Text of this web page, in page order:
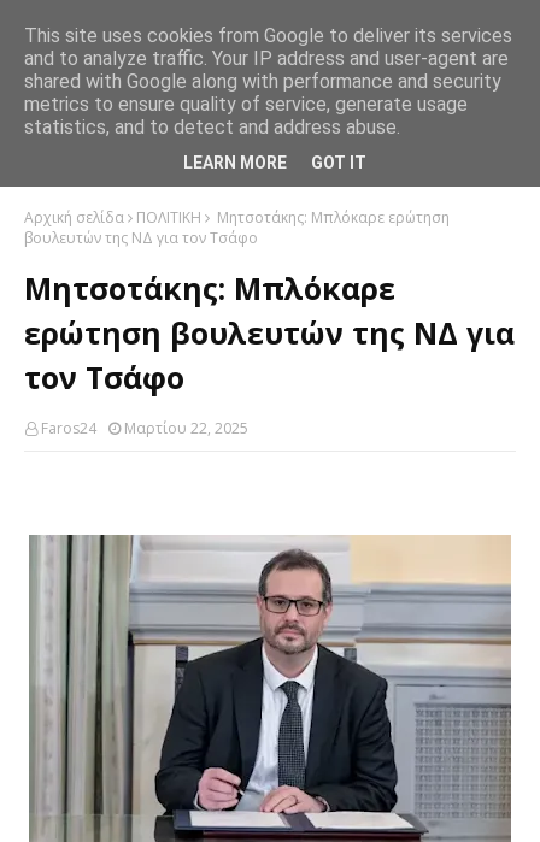
Αρχική σελίδα ΠΟΛΙΤΙΚΗ
Μητσοτάκης: Μπλόκαρε ερώτηση
βουλευτών της ΝΔ για τον Τσάφο
Μητσοτάκης: Μπλόκαρε
ερώτηση βουλευτών της ΝΔ για
τον Τσάφο
Faros24 Μαρτίου 22, 2025
This site uses cookies from Google to deliver its services
and to analyze traffic. Your IP address and user-agent are
shared with Google along with performance and security
metrics to ensure quality of service, generate usage
statistics, and to detect and address abuse.
LEARN MORE GOT IT